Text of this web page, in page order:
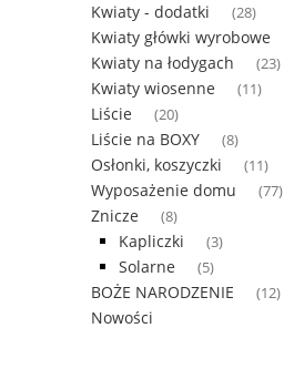
Kwiaty - dodatki (28)
Kwiaty główki wyrobowe
Kwiaty na łodygach (23)
Kwiaty wiosenne (11)
Liście (20)
Liście na BOXY (8)
Osłonki, koszyczki (11)
Wyposażenie domu (77)
Znicze (8)
Kapliczki (3)
Solarne (5)
BOŻE NARODZENIE (12)
Nowości